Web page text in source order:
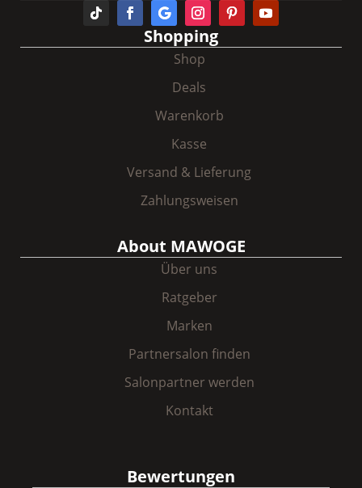
Shopping
Shop
Deals
Warenkorb
Kasse
Versand & Lieferung
Zahlungsweisen
About MAWOGE
Über uns
Ratgeber
Marken
Partnersalon finden
Salonpartner werden
Kontakt
Bewertungen